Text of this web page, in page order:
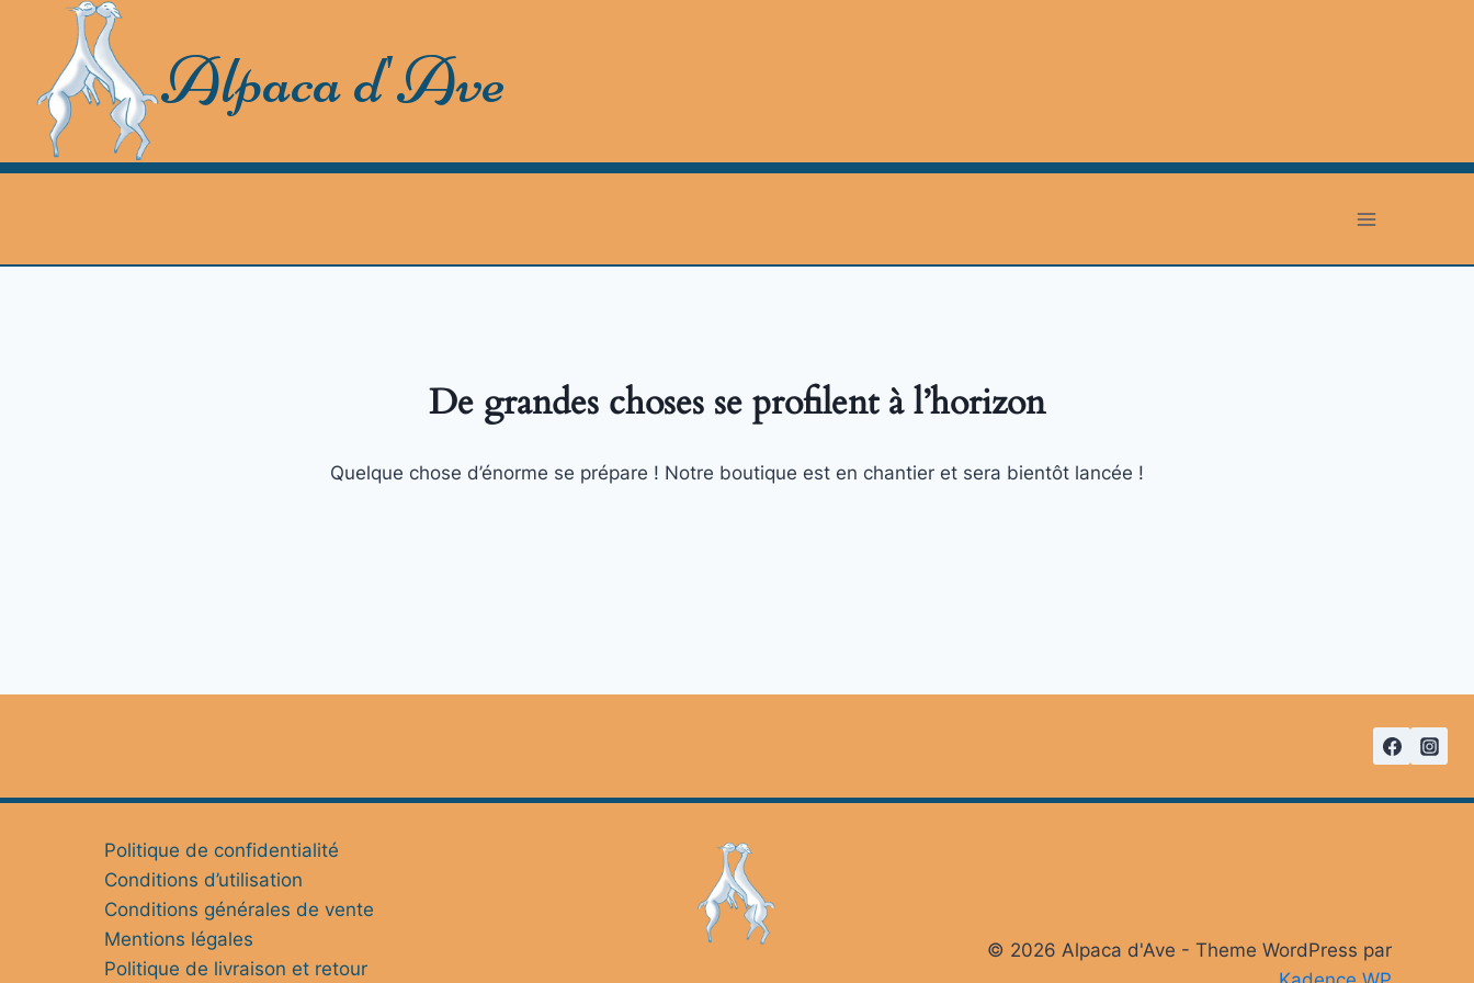
content
Alpaca d'Ave
De grandes choses se profilent à l’horizon
Quelque chose d’énorme se prépare ! Notre boutique est en chantier et sera bientôt lancée !
Politique de confidentialité
Conditions d’utilisation
Conditions générales de vente
Mentions légales
Politique de livraison et retour
© 2026 Alpaca d'Ave - Theme WordPress par